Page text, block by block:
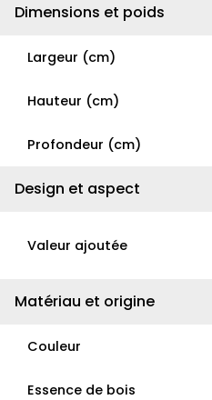
Dimensions et poids
Largeur (cm)
Hauteur (cm)
Profondeur (cm)
Design et aspect
Valeur ajoutée
Matériau et origine
Couleur
Essence de bois